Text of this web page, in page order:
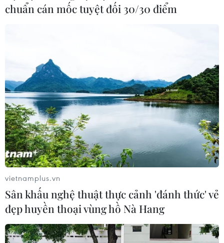
Thủ tướng dự Lễ ra quân dự án nâng cấp
đường sắt Nha Trang-Sài Gòn
26/01/2023 11:38
Dự án cải tạo, nâng cấp tuyến đường sắt Hà Nội-Thành
phố Hồ Chí Minh đoạn Sài Gòn-Nha Trang có tổng
chuẩn cán mốc tuyệt đối 30/30 điểm
vietnamplus.vn
Sân khấu nghệ thuật thực cảnh 'đánh thức' vẻ
đẹp huyền thoại vùng hồ Nà Hang